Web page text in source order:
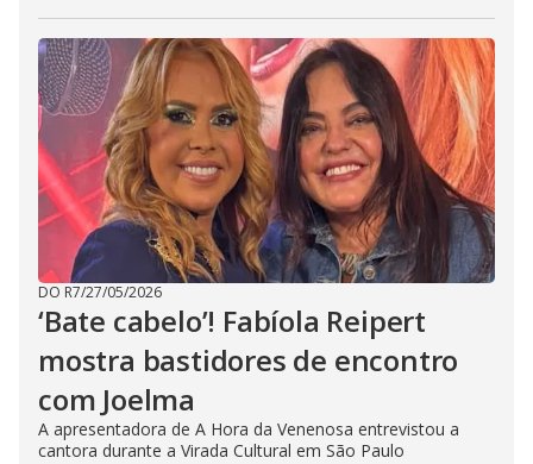
DO R7/27/05/2026
‘Bate cabelo’! Fabíola Reipert
mostra bastidores de encontro
com Joelma
A apresentadora de A Hora da Venenosa entrevistou a
cantora durante a Virada Cultural em São Paulo